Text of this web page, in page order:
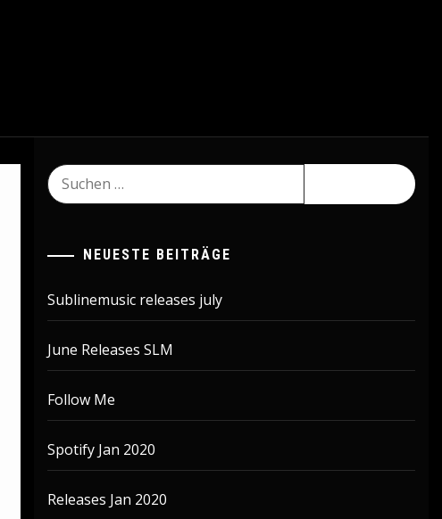
Suchen
nach:
NEUESTE BEITRÄGE
Sublinemusic releases july
June Releases SLM
Follow Me
Spotify Jan 2020
Releases Jan 2020